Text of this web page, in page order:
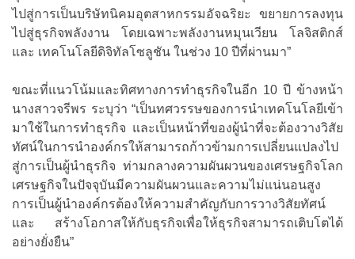
ไปสู่การเป็นบริษัทนิคมอุตสาหกรรมอัจฉริยะ ขยายการลงทุน
ไปสู่ธุรกิจพลังงาน โดยเฉพาะพลังงานหมุนเวียน โลจิสติกส์
และ เทคโนโลยีดิจิทัลโซลูชัน ในช่วง 10 ปีที่ผ่านมา”
ขณะที่แนวโน้มและทิศทางการทำธุรกิจในอีก 10 ปี ข้างหน้า
นางสาวจรีพร ระบุว่า “เป็นทศวรรษของการนำเทคโนโลยีเข้า
มาใช้ในการทำธุรกิจ และเป็นหน้าที่ของผู้นำที่จะต้องวางวิสัย
ทัศน์ในการนำองค์กรให้สามารถก้าวข้ามการเปลี่ยนแปลงไป
สู่การเป็นผู้นำธุรกิจ ท่ามกลางความผันผวนของเศรษฐกิจโลก
เศรษฐกิจในปัจจุบันมีความผันผวนและความไม่แน่นอนสูง
การเป็นผู้นำองค์กรต้องให้ความสำคัญกับการวางวิสัยทัศน์
และ สร้างโอกาสให้กับธุรกิจเพื่อให้ธุรกิจสามารถเติบโตได้
อย่างยั่งยืน”